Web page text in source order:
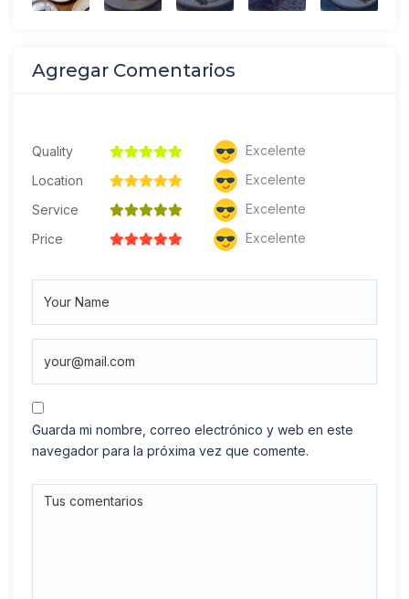
Agregar Comentarios
Quality
Excelente
Location
Excelente
Service
Excelente
Price
Excelente
Guarda mi nombre, correo electrónico y web en este
navegador para la próxima vez que comente.